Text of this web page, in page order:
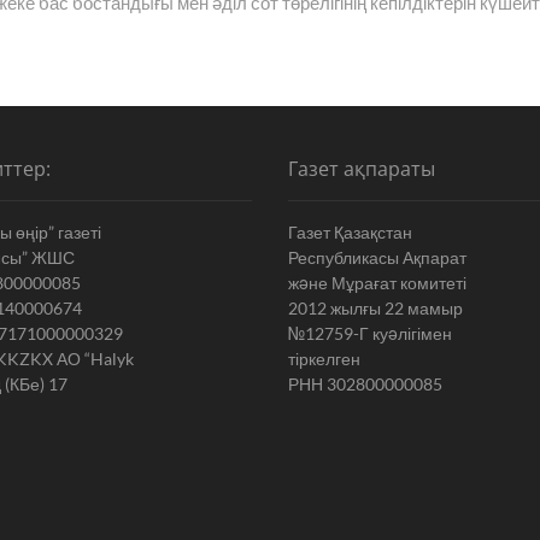
өңір” газеті
ЖШС
АО “Halyk
(КБе) 17
Газет ақпараты
Газет Қазақстан
Республикасы Ақпарат
жəне Мұрағат комитеті
2012 жылғы 22 мамыр
№12759-Г куəлігімен
тіркелген
РНН 302800000085